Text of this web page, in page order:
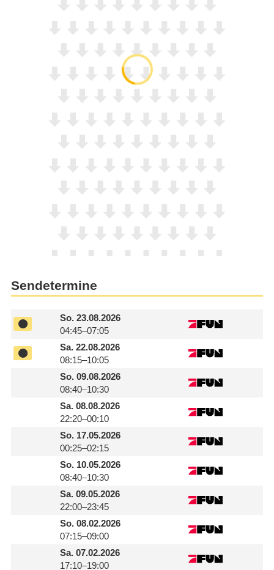
Sendetermine
So.23.08.2026
04:45–07:05
Sa.22.08.2026
08:15–10:05
So.09.08.2026
08:40–10:30
Sa.08.08.2026
22:20–00:10
So.17.05.2026
00:25–02:15
So.10.05.2026
08:40–10:30
Sa.09.05.2026
22:00–23:45
So.08.02.2026
07:15–09:00
Sa.07.02.2026
17:10–19:00